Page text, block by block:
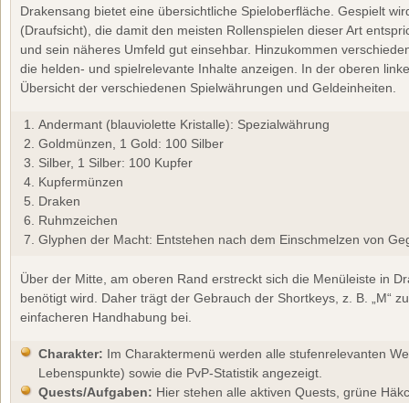
Drakensang bietet eine übersichtliche Spieloberfläche. Gespielt
(Draufsicht), die damit den meisten Rollenspielen dieser Art
und sein näheres Umfeld gut einsehbar. Hinzukommen
die helden- und spielrelevante Inhalte anzeigen. In der oberen
Übersicht der verschiedenen Spielwährungen und Geldeinheiten.
Andermant (blauviolette Kristalle): Spezialwährung
Goldmünzen, 1 Gold: 100 Silber
Silber, 1 Silber: 100 Kupfer
Kupfermünzen
Draken
Ruhmzeichen
Glyphen der Macht: Entstehen nach dem Einschmelzen von
Über der Mitte, am oberen Rand erstreckt sich die Menüleiste in
benötigt wird. Daher trägt der Gebrauch der Shortkeys, z. B. „M“
einfacheren Handhabung bei.
Charakter: Im Charaktermenü werden alle stufenrelevanten
Lebenspunkte) sowie die PvP-Statistik angezeigt.
Quests/Aufgaben: Hier stehen alle aktiven Quests, grüne